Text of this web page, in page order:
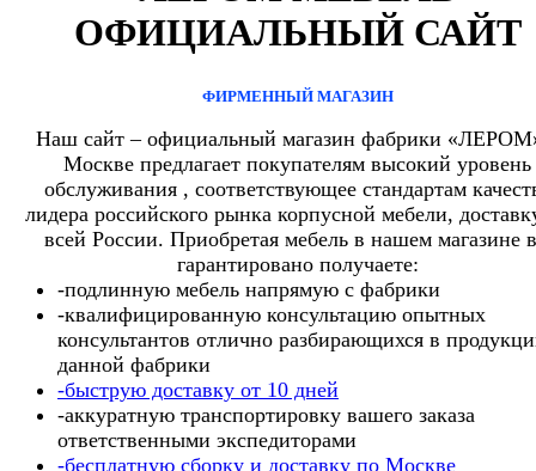
ОФИЦИАЛЬНЫЙ САЙТ
ФИРМЕННЫЙ МАГАЗИН
Наш сайт – официальный магазин фабрики
Москве предлагает покупателям высокий уровень
обслуживания , соответствующее стандартам
лидера российского рынка корпусной мебели,
всей России. Приобретая мебель в нашем магазине
гарантировано получаете:
-подлинную мебель напрямую с фабрики
-квалифицированную консультацию опытных
консультантов отлично разбирающихся в
данной фабрики
-быструю доставку от 10 дней
-аккуратную транспортировку вашего заказа
ответственными экспедиторами
-бесплатную сборку и доставку по Москве